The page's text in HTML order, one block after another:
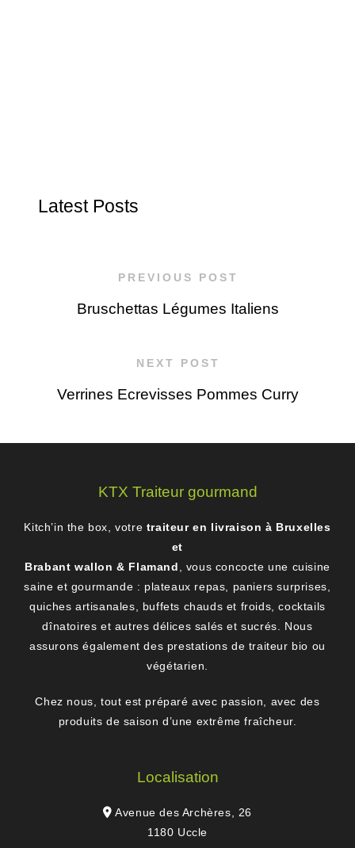
Latest Posts
PREVIOUS POST
Bruschettas Légumes Italiens
NEXT POST
Verrines Ecrevisses Pommes Curry
KTX Traiteur gourmand
Kitch’in the box, votre traiteur en livraison à Bruxelles
et
Brabant wallon & Flamand , vous concocte une cuisine
saine et gourmande : plateaux repas, paniers surprises,
quiches artisanales, buffets chauds et froids, cocktails
dînatoires et autres délices salés et sucrés. Nous
assurons également des prestations de traiteur bio ou
végétarien.
Chez nous, tout est préparé avec passion, avec des
produits de saison d’une extrême fraîcheur.
Localisation
Avenue des Archères, 26
1180 Uccle